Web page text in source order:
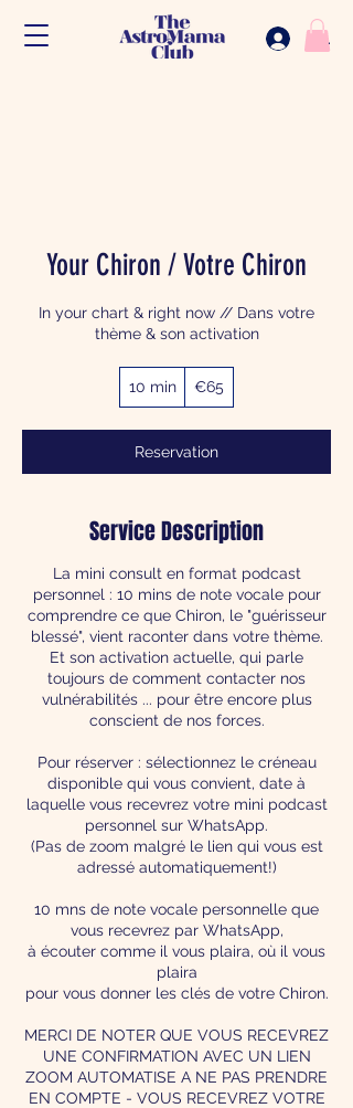
.
Your Chiron / Votre Chiron
In your chart & right now // Dans votre
thème & son activation
10 min
0
m
i
n
euros
€65
Reservation
Service Description
La mini consult en format podcast
personnel : 10 mins de note vocale pour
comprendre ce que Chiron, le "guérisseur
blessé", vient raconter dans votre thème.
Et son activation actuelle, qui parle
toujours de comment contacter nos
vulnérabilités ... pour être encore plus
conscient de nos forces.
Pour réserver : sélectionnez le créneau
disponible qui vous convient, date à
laquelle vous recevrez votre mini podcast
personnel sur WhatsApp.
(Pas de zoom malgré le lien qui vous est
adressé automatiquement!)
10 mns de note vocale personnelle que
vous recevrez par WhatsApp,
à écouter comme il vous plaira, où il vous
plaira
pour vous donner les clés de votre Chiron.
MERCI DE NOTER QUE VOUS RECEVREZ
UNE CONFIRMATION AVEC UN LIEN
ZOOM AUTOMATISE A NE PAS PRENDRE
EN COMPTE - VOUS RECEVREZ VOTRE